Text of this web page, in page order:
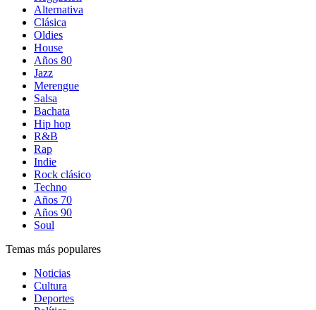
Alternativa
Clásica
Oldies
House
Años 80
Jazz
Merengue
Salsa
Bachata
Hip hop
R&B
Rap
Indie
Rock clásico
Techno
Años 70
Años 90
Soul
Temas más populares
Noticias
Cultura
Deportes